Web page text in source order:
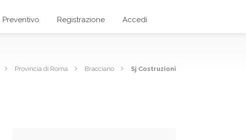
Preventivo Registrazione Accedi
Provincia di Roma Bracciano Sj Costruzioni